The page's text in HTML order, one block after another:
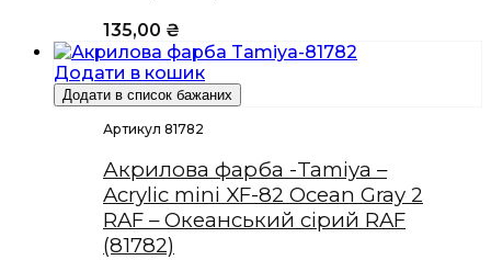
135,00 ₴
Додати в кошик
Додати в список бажаних
Артикул 81782
Акрилова фарба -Tamiya –
Acrylic mini XF-82 Ocean Gray 2
RAF – Океанський сірий RAF
(81782)